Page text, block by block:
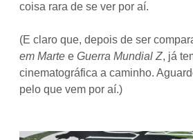
coisa rara de se ver por aí.
(E claro que, depois de ser
em Marte eGuerra Mundial Z, já
cinematográfica a caminho.
pelo que vem por aí.)